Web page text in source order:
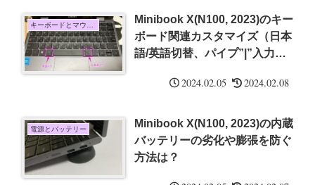
Minibook X(N100, 2023)のキー
ボード関連カスタマイズ（日本
語/英語切替、パイプ”|”入力、
2024.02.05 2024.02.08
電源とバッテリー
Minibook X(N100, 2023)の内蔵
バッテリーの劣化や膨張を防ぐ
方法は？